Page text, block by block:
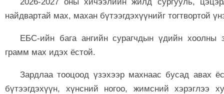
найдвартай мах, махан бүтээгдэхүүнийг тогтвортой
ЕБС-ийн бага ангийн сурагчдын үдийн хоолны
грамм мах идэх ёстой.
Зардлаа тооцоод үзэхээр махнаас бусад авах
бүтээгдэхүүн, хүнсний ногоо, жимсний хэрэглээ